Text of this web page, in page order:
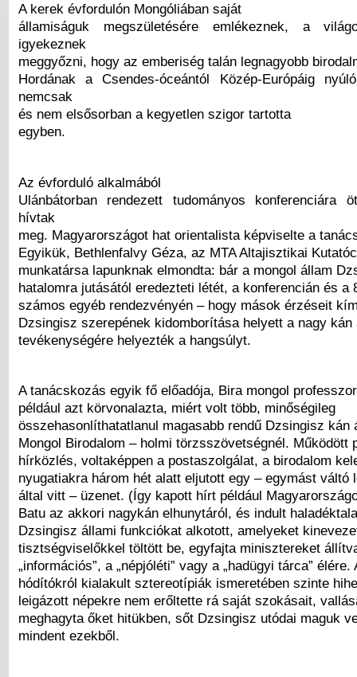
A kerek évfordulón Mongóliában saját
államiságuk megszületésére emlékeznek, a
igyekeznek
meggyőzni, hogy az emberiség talán legnagyobb
Hordának a Csendes-óceántól Közép-Európáig
nemcsak
és nem elsősorban a kegyetlen szigor tartotta
egyben.
Az évforduló alkalmából
Ulánbátorban rendezett tudományos konferenciára
hívtak
meg. Magyarországot hat orientalista képviselte a
Egyikük, Bethlenfalvy Géza, az MTA Altajisztikai
munkatársa lapunknak elmondta: bár a mongol állam
hatalomra jutásától eredezteti létét, a konferencián és a
számos egyéb rendezvényén – hogy mások érzéseit
Dzsingisz szerepének kidomborítása helyett a nagy
tevékenységére helyezték a hangsúlyt.
A tanácskozás egyik fő előadója, Bira mongol professzor
például azt körvonalazta, miért volt több, minőségileg
összehasonlíthatatlanul magasabb rendű Dzsingisz kán
Mongol Birodalom – holmi törzsszövetségnél. Működött
hírközlés, voltaképpen a postaszolgálat, a birodalom
nyugatiakra három hét alatt eljutott egy – egymást váltó
által vitt – üzenet. (Így kapott hírt például
Batu az akkori nagykán elhunytáról, és indult
Dzsingisz állami funkciókat alkotott, amelyeket
tisztségviselőkkel töltött be, egyfajta minisztereket
„információs”, a „népjóléti” vagy a „hadügyi tárca” élére.
hódítókról kialakult sztereotípiák ismeretében szinte
leigázott népekre nem erőltette rá saját szokásait,
meghagyta őket hitükben, sőt Dzsingisz utódai maguk
mindent ezekből.